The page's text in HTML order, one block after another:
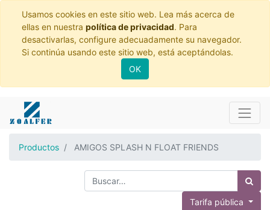
Usamos cookies en este sitio web. Lea más acerca de
ellas en nuestra política de privacidad. Para
desactivarlas, configure adecuadamente su navegador.
Si continúa usando este sitio web, está aceptándolas.
OK
Productos AMIGOS SPLASH N FLOAT FRIENDS
Tarifa pública